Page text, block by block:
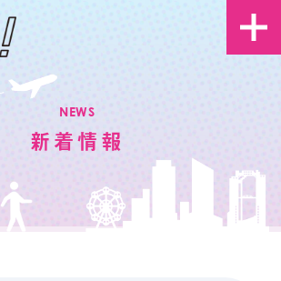
NEWS
新着情報